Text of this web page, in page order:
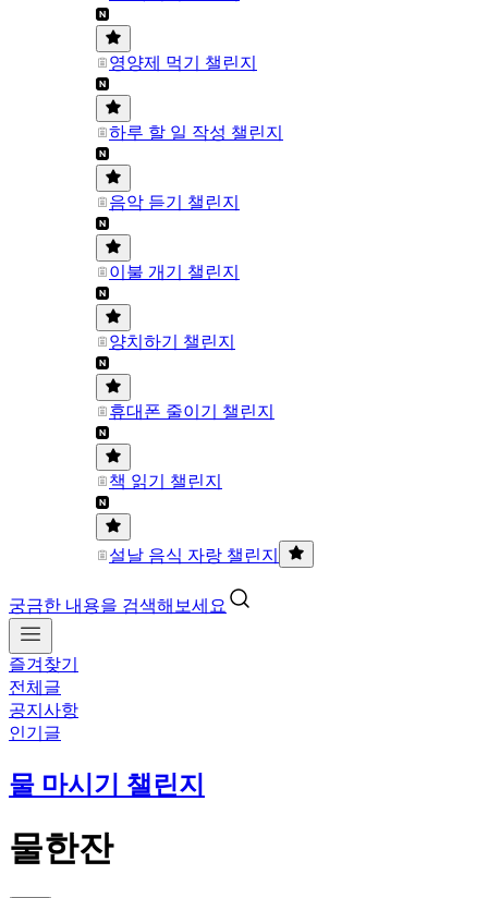
영양제 먹기 챌린지
하루 할 일 작성 챌린지
음악 듣기 챌린지
이불 개기 챌린지
양치하기 챌린지
휴대폰 줄이기 챌린지
책 읽기 챌린지
설날 음식 자랑 챌린지
궁금한 내용을 검색해보세요
즐겨찾기
전체글
공지사항
인기글
물 마시기 챌린지
물한잔